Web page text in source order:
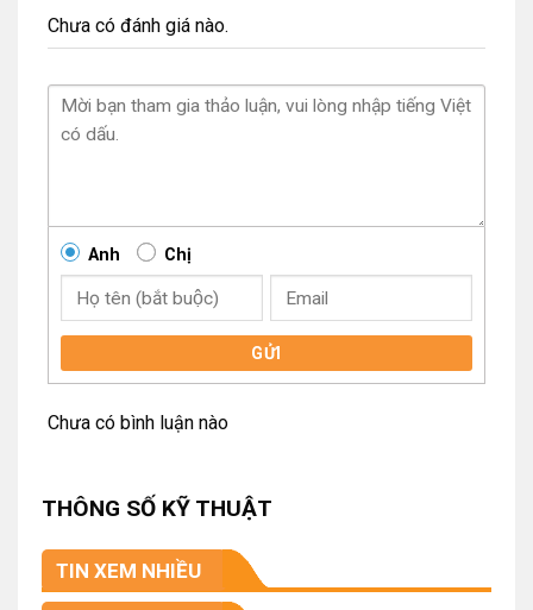
Chưa có đánh giá nào.
Anh Chị
GỬI
Chưa có bình luận nào
THÔNG SỐ KỸ THUẬT
TIN XEM NHIỀU